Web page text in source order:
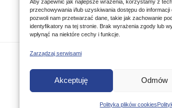
Aby zapewnić jak najlepsze wrażenia, korzystamy z
przechowywania i/lub uzyskiwania dostępu do
pozwoli nam przetwarzać dane, takie jak zachowanie
identyfikatory na tej stronie. Brak wyrażenia zgody lub
wpłynąć na niektóre cechy i funkcje.
Zarządzaj serwisami
Akceptuję Odmów
Polityka plików cookies
Podobne
Poznaj podobne produkty,